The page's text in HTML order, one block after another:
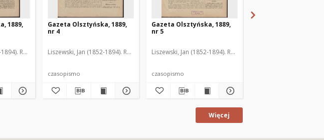
1889,
Red.
Gazeta Olsztyńska, 1889,
nr 4
Liszewski, Jan (1852-1894). Red.
czasopismo
Gazeta Olsztyńska, 1889,
nr 5
Liszewski, Jan (1852-1894). Red.
czasopismo
Więcej